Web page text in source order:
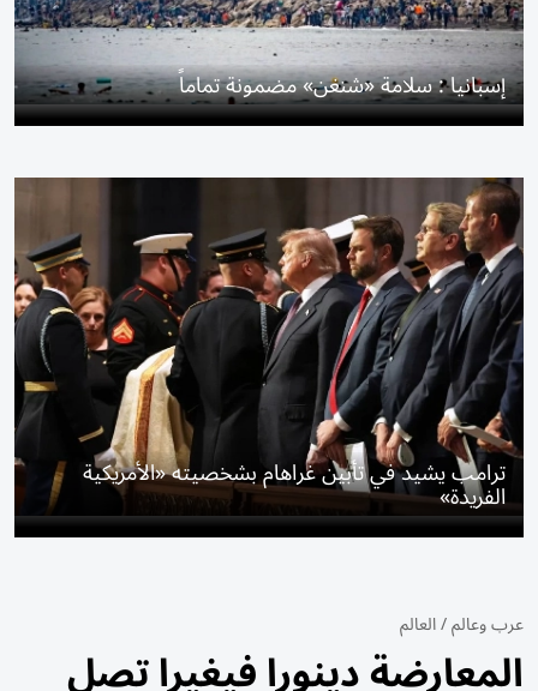
إسبانيا : سلامة «شنغن» مضمونة تماماً
ترامب يشيد في تأبين غراهام بشخصيته «الأمريكية
الفريدة»
عرب وعالم/العالم
المعارضة دينورا فيغيرا تصل